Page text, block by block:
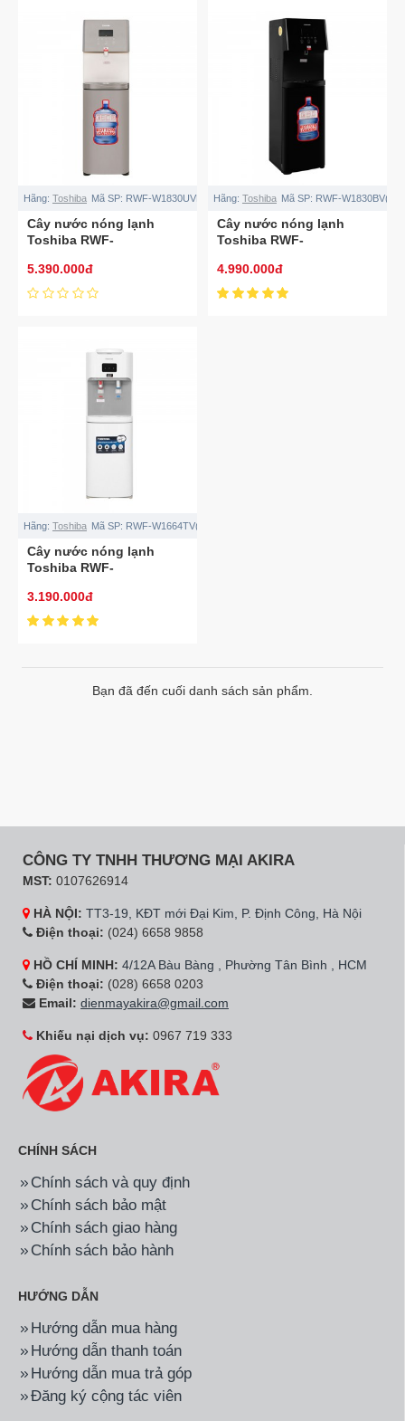
Hãng: Toshiba Mã SP: RWF-W1830UVBV(T)
Cây nước nóng lạnh
Toshiba RWF-
5.390.000đ
Hãng: Toshiba Mã SP: RWF-W1830BV(K)
Cây nước nóng lạnh
Toshiba RWF-
4.990.000đ
Hãng: Toshiba Mã SP: RWF-W1664TV(W1)
Cây nước nóng lạnh
Toshiba RWF-
3.190.000đ
Bạn đã đến cuối danh sách sản phẩm.
CÔNG TY TNHH THƯƠNG MẠI AKIRA
MST: 0107626914
HÀ NỘI: TT3-19, KĐT mới Đại Kim, P. Định Công, Hà Nội
Điện thoại: (024) 6658 9858
HỒ CHÍ MINH: 4/12A Bàu Bàng , Phường Tân Bình , HCM
Điện thoại: (028) 6658 0203
Email: dienmayakira@gmail.com
Khiếu nại dịch vụ: 0967 719 333
CHÍNH SÁCH
Chính sách và quy định
Chính sách bảo mật
Chính sách giao hàng
Chính sách bảo hành
HƯỚNG DẪN
Hướng dẫn mua hàng
Hướng dẫn thanh toán
Hướng dẫn mua trả góp
Đăng ký cộng tác viên